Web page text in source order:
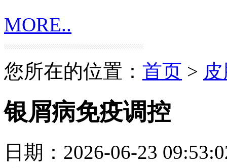
MORE..
您所在的位置： 首页 >
银屑病免疫调控
日期：2026-06-23